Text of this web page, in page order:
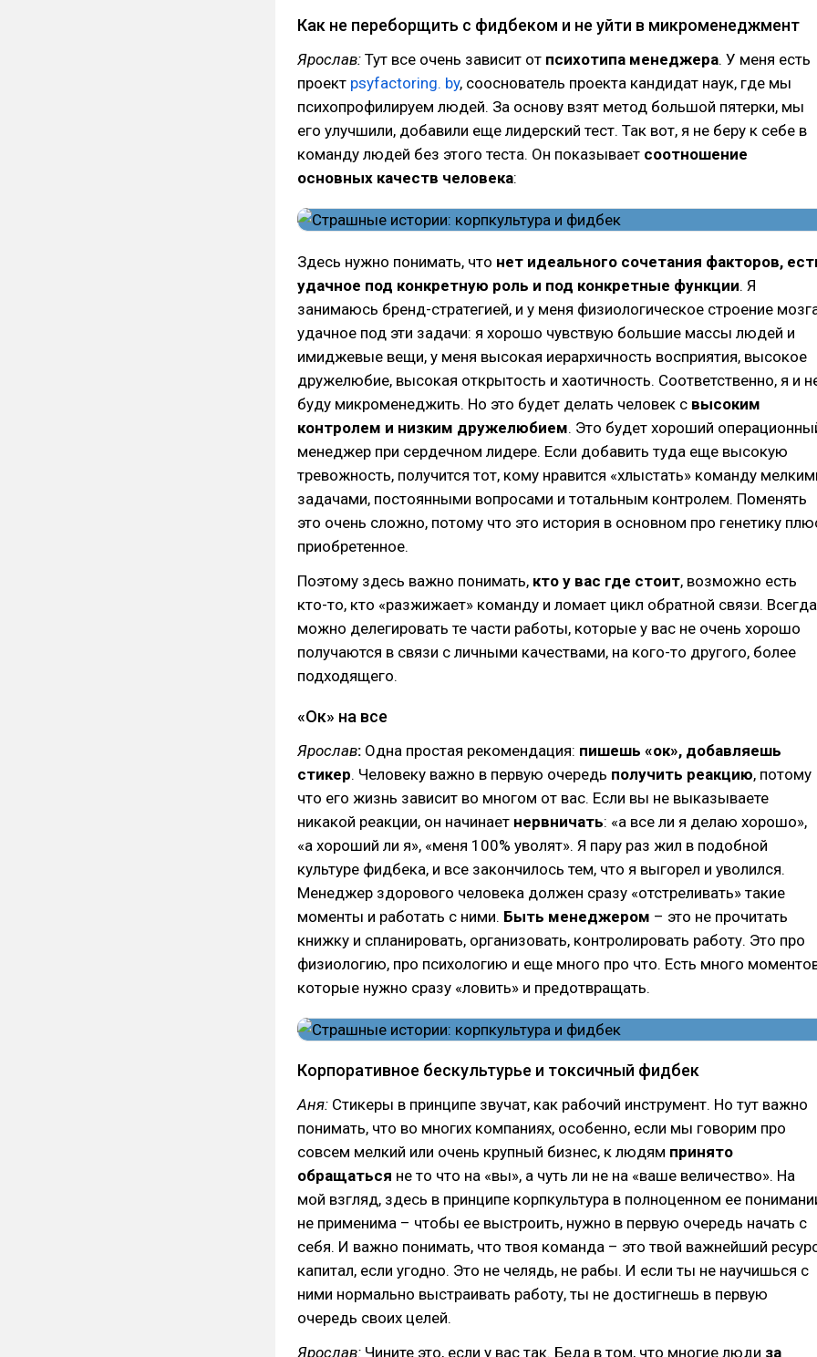
Как не переборщить с фидбеком и не уйти в микроменеджмент
Ярослав: Тут все очень зависит от психотипа менеджера. У меня есть
проект psyfactoring. by, сооснователь проекта кандидат наук, где мы
психопрофилируем людей. За основу взят метод большой пятерки, мы
его улучшили, добавили еще лидерский тест. Так вот, я не беру к себе в
команду людей без этого теста. Он показывает соотношение
основных качеств человека:
Здесь нужно понимать, что нет идеального сочетания факторов,
удачное под конкретную роль и под конкретные функции. Я
занимаюсь бренд-стратегией, и у меня физиологическое строение
удачное под эти задачи: я хорошо чувствую большие массы людей и
имиджевые вещи, у меня высокая иерархичность восприятия, высокое
дружелюбие, высокая открытость и хаотичность. Соответственно, я и
буду микроменеджить. Но это будет делать человек с высоким
контролем и низким дружелюбием. Это будет хороший
менеджер при сердечном лидере. Если добавить туда еще высокую
тревожность, получится тот, кому нравится «хлыстать» команду
задачами, постоянными вопросами и тотальным контролем. Поменять
это очень сложно, потому что это история в основном про генетику
приобретенное.
Поэтому здесь важно понимать, кто у вас где стоит, возможно есть
кто-то, кто «разжижает» команду и ломает цикл обратной связи. Всегда
можно делегировать те части работы, которые у вас не очень хорошо
получаются в связи с личными качествами, на кого-то другого, более
подходящего.
«Ок» на все
Ярослав: Одна простая рекомендация: пишешь «ок», добавляешь
стикер. Человеку важно в первую очередь получить реакцию, потому
что его жизнь зависит во многом от вас. Если вы не выказываете
никакой реакции, он начинает нервничать: «а все ли я делаю хорошо»,
«а хороший ли я», «меня 100% уволят». Я пару раз жил в подобной
культуре фидбека, и все закончилось тем, что я выгорел и уволился.
Менеджер здорового человека должен сразу «отстреливать» такие
моменты и работать с ними. Быть менеджером – это не прочитать
книжку и спланировать, организовать, контролировать работу. Это про
физиологию, про психологию и еще много про что. Есть много
которые нужно сразу «ловить» и предотвращать.
Корпоративное бескультурье и токсичный фидбек
Аня: Стикеры в принципе звучат, как рабочий инструмент. Но тут важно
понимать, что во многих компаниях, особенно, если мы говорим про
совсем мелкий или очень крупный бизнес, к людям принято
обращаться не то что на «вы», а чуть ли не на «ваше величество». На
мой взгляд, здесь в принципе корпкультура в полноценном ее
не применима – чтобы ее выстроить, нужно в первую очередь начать с
себя. И важно понимать, что твоя команда – это твой важнейший
капитал, если угодно. Это не челядь, не рабы. И если ты не научишься с
ними нормально выстраивать работу, ты не достигнешь в первую
очередь своих целей.
Ярослав: Чините это, если у вас так. Беда в том, что многие люди за